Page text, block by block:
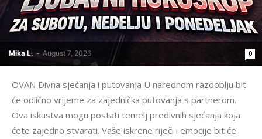
Mika L. - August 7, 2026 0
OVAN Divna sjećanja i putovanja U narednom razdoblju bit
će odlično vrijeme za zajednička putovanja s partnerom.
Ova iskustva mogu postati temelj predivnih sjećanja koja
ćete zajedno stvarati. Vaše iskrene riječi i emocije bit će